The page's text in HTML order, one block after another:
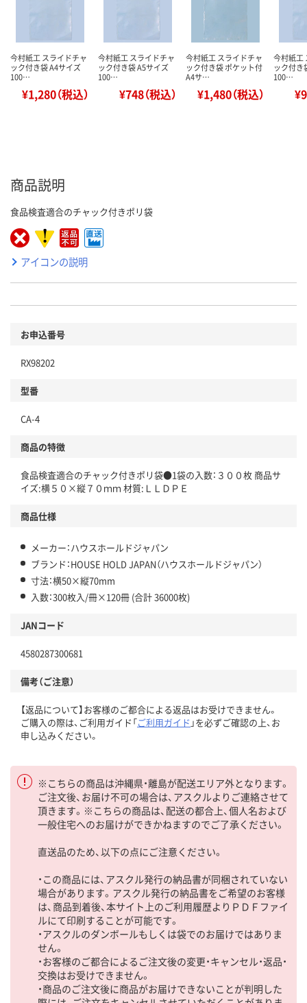
今村紙工 スライドチャ
ック付き袋 A4サイズ
100…
¥1,280（税込）
今村紙工 スライドチャ
ック付き袋 A5サイズ
100…
¥748（税込）
今村紙工 スライドチャ
ック付き袋 ポケット付
A4サ…
¥1,480（税込）
今村紙工
ック付き
100…
商品説明
食品検査適合のチャック付きポリ袋
アイコンの説明
お申込番号
RX98202
型番
CA-4
商品の特徴
食品検査適合のチャック付きポリ袋●1袋の入数：３００枚 商品サ
イズ:横５０×縦７０ｍｍ 材質:ＬＬＤＰＥ
商品仕様
メーカー：ハウスホールドジャパン
ブランド：HOUSE HOLD JAPAN（ハウスホールドジャパン）
寸法：横50×縦70mm
入数：300枚入/冊×120冊 (合計 36000枚)
JANコード
4580287300681
備考（ご注意）
【返品について】お客様のご都合による返品はお受けできません。
ご購入の際は、ご利用ガイド「ご利用ガイド 」を必ずご確認の上、お
申し込みください。
※こちらの商品は沖縄県・離島が配送エリア外となります。
ご注文後、お届け不可の場合は、アスクルよりご連絡させて
頂きます。※こちらの商品は、配送の都合上、個人名および
一般住宅へのお届けができかねますのでご了承ください。
直送品のため、以下の点にご注意ください。
・この商品には、アスクル発行の納品書が同梱されていない
場合があります。アスクル発行の納品書をご希望のお客様
は、商品到着後、本サイト上のご利用履歴よりＰＤＦファイ
ルにて印刷することが可能です。
・アスクルのダンボールもしくは袋でのお届けではありま
せん。
・お客様のご都合によるご注文後の変更・キャンセル・返品・
交換はお受けできません。
・商品のご注文後に商品がお届けできないことが判明した